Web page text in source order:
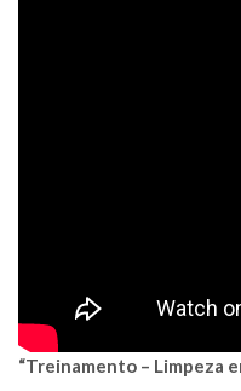
“Treinamento – Limpeza